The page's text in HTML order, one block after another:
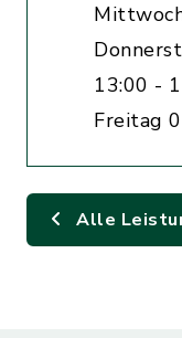
13:00 -
Freitag
Alle